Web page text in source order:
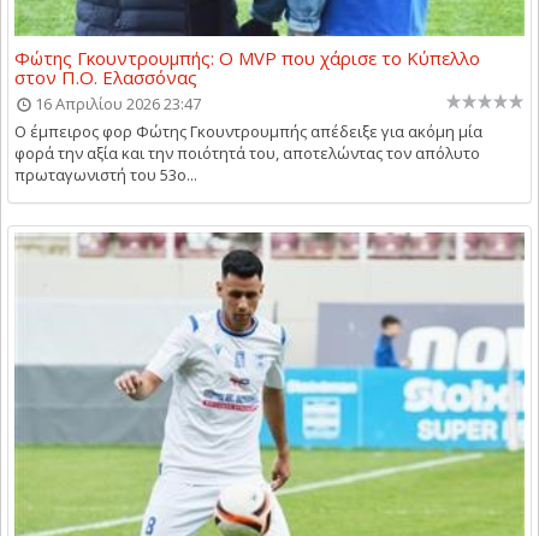
Φώτης Γκουντρουμπής: Ο MVP που χάρισε το Κύπελλο
στον Π.Ο. Ελασσόνας
16 Απριλίου 2026 23:47
Ο έμπειρος φορ Φώτης Γκουντρουμπής απέδειξε για ακόμη μία
φορά την αξία και την ποιότητά του, αποτελώντας τον απόλυτο
πρωταγωνιστή του 53ο...